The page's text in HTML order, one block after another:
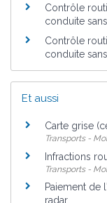
Contrôle
conduite
Contrôle
conduite
Et aussi
Carte grise
Transports -
Infractions
Transports -
Paiement de
radar